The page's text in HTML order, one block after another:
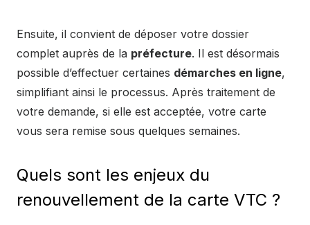
Ensuite, il convient de déposer votre dossier
complet auprès de la préfecture. Il est désormais
possible d’effectuer certaines démarches en ligne,
simplifiant ainsi le processus. Après traitement de
votre demande, si elle est acceptée, votre carte
vous sera remise sous quelques semaines.
Quels sont les enjeux du
renouvellement de la carte VTC ?